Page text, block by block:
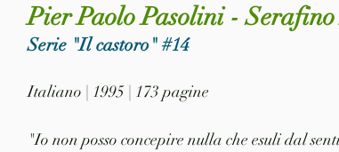
Pier Paolo Pasolini -
Serie "Il castoro" #14
Italiano | 1995 | 173 pagine
"Io non posso concepire nulla che esuli dal